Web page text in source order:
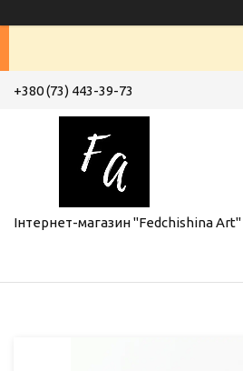
+380 (73) 443-39-73
Інтернет-магазин "Fedchishina Art"